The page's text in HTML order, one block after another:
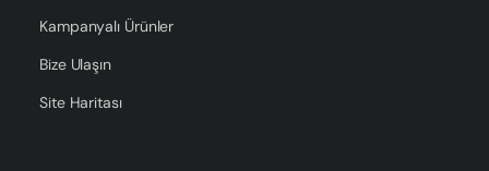
Kampanyalı Ürünler
Bize Ulaşın
Site Haritası